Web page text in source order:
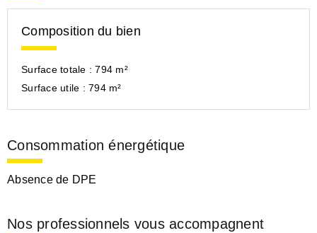
Composition du bien
Surface totale :794 m²
Surface utile : 794 m²
Consommation énergétique
Absence de DPE
Nos professionnels vous accompagnent